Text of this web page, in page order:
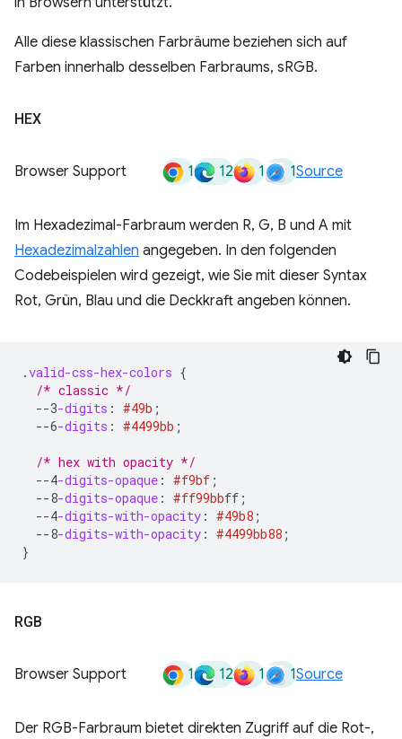
Alle diese klassischen Farbräume beziehen sich auf
Farben innerhalb desselben Farbraums, sRGB.
HEX
Browser Support 1 12 1 1Source
Im Hexadezimal-Farbraum werden R, G, B und A mit
Hexadezimalzahlen angegeben. In den folgenden
Codebeispielen wird gezeigt, wie Sie mit dieser Syntax
Rot, Grün, Blau und die Deckkraft angeben können.
.valid-css-hex-colors {
/* classic */
--3-digits : #49b ;
--6-digits : #4499bb ;
/* hex with opacity */
--4-digits-opaque : #f9bf ;
--8-digits-opaque : #ff99bbff ;
--4-digits-with-opacity : #49b8 ;
--8-digits-with-opacity : #4499bb88 ;
}
RGB
Browser Support 1 12 1 1Source
Der RGB-Farbraum bietet direkten Zugriff auf die Rot-,